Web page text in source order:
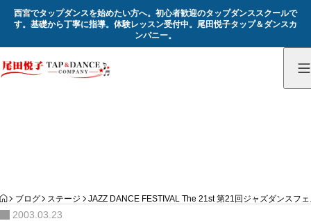
西宮でタップダンスを始めたい方へ。初心者歓迎のタップダンススクールで
す。基礎から丁寧に指導。体験レッスン受付中。尾田悦子タップ＆ダンスカ
ンパニー。
HOME
ブログ ステージ JAZZ DANCE FESTIVAL The 21st 第21回ジャズダンスフ
2003.03.23